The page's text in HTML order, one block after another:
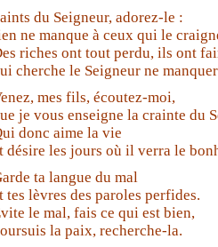
du Seigneur, adorez-le :
ne manque à ceux qui le
riches ont tout perdu, ils ont
cherche le Seigneur ne
mes fils, écoutez-moi,
je vous enseigne la crainte du
donc aime la vie
désire les jours où il verra le
ta langue du mal
tes lèvres des paroles perfides.
le mal, fais ce qui est bien,
la paix, recherche-la.